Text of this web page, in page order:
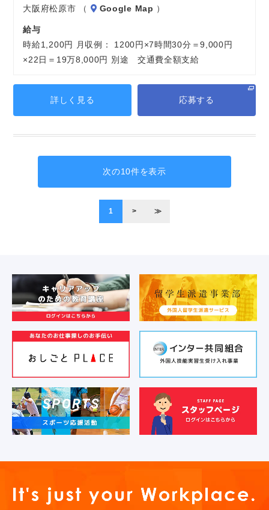
大阪府松原市 （
Google Map ）
給与
時給1,200円 月収例： 1200円×7時間30分＝9,000円
×22日＝19万8,000円 別途 交通費全額支給
詳しく見る 応募する
次の10件を表示
1 > ≫